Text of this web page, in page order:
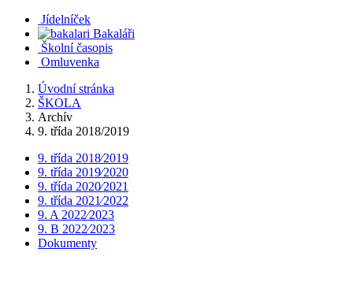
Jídelníček
Bakaláři
Školní časopis
Omluvenka
Úvodní stránka
ŠKOLA
Archív
9. třída 2018/2019
9. třída 2018⁄2019
9. třída 2019⁄2020
9. třída 2020⁄2021
9. třída 2021⁄2022
9. A 2022⁄2023
9. B 2022⁄2023
Dokumenty